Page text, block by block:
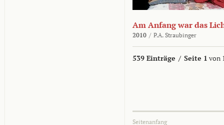
Am Anfang war das
2010 / P.A. Straubinger
539 Einträge / Seite 1 von
Seitenanfang